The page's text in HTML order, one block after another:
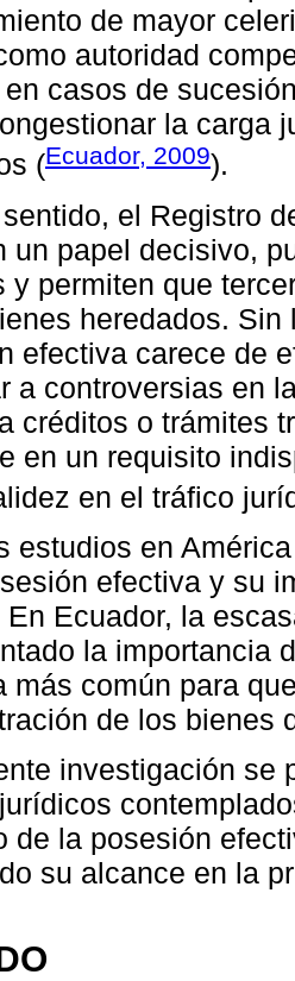
de mayor
autoridad
casos de
la carga
(Ecuador, 2009).
el Registro
un papel decisivo,
y permiten que
heredados.
efectiva carece de
a controversias en
créditos o trámites
en un requisito
en el tráfico
estudios en
efectiva y su
En Ecuador, la
la importancia
más común para
de los bienes
investigación se
de la posesión
su alcance en la